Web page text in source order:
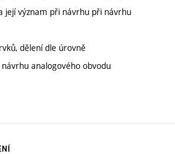
její význam při návrhu při návrhu
dělení dle úrovně
analogového obvodu